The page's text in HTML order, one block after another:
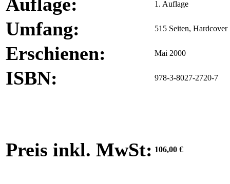
1. Auflage
Umfang: 515 Seiten, Hardcover
Erschienen: Mai 2000
ISBN: 978-3-8027-2720-7
Preis inkl. MwSt: 106,00 €